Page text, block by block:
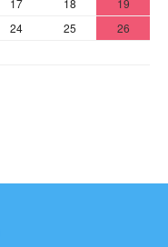
24 25
26